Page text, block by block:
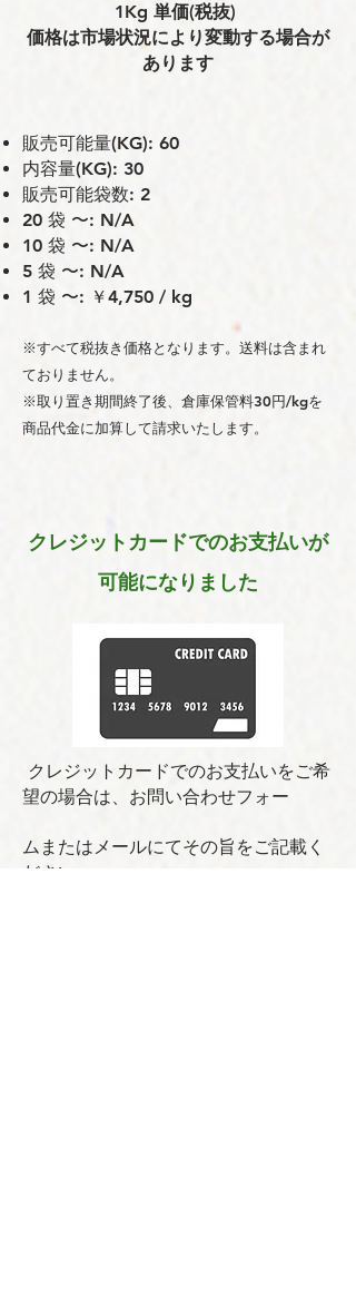
1Kg 単価(税抜)
価格は市場状況により変動する場合が
あります
販売可能量(KG): 60
内容量(KG): 30
販売可能袋数: 2
20 袋 〜: N/A
10 袋 〜: N/A
5 袋 〜: N/A
1 袋 〜: ￥4,750 / kg
※すべて税抜き価格となります。送料は含まれ
ておりません。
※取り置き期間終了後、倉庫保管料30円/kgを
商品代金に加算して請求いたします。
クレジットカードでのお支払いが
可能になりました
クレジットカードでのお支払いをご希
望の場合は、お問い合わせフォー
ムまたはメールにてその旨をご記載く
ださい